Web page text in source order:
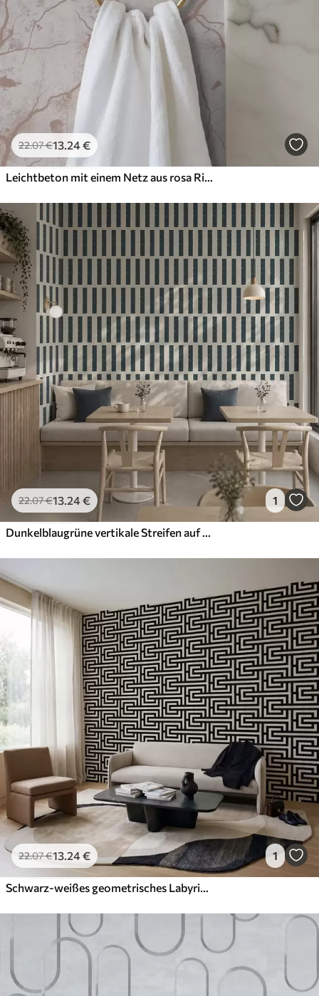
22.07€13.24€
Leichtbeton mit einem Netz aus rosa Rissen und Flecken
22.07€13.24€ 1
Dunkelblaugrüne vertikale Streifen auf hellem Hintergrund
22.07€13.24€ 1
Schwarz-weißes geometrisches Labyrinthmuster